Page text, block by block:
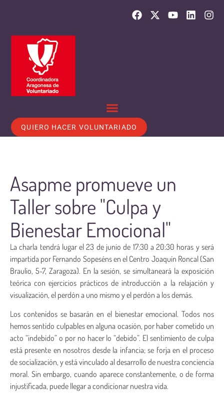
QUIERO HACER VOLUNTARIADO
Asapme promueve un
Taller sobre "Culpa y
Bienestar Emocional"
La charla tendrá lugar el 23 de junio de 17:30 a 20:30 horas y será
impartida por Fernando Sopeséns en el Centro Joaquín Roncal (San
Braulio, 5-7, Zaragoza). En la sesión, se simultaneará la exposición
teórica con ejercicios prácticos de introducción a la relajación y
visualización, el perdón a uno mismo y el perdón a los demás.
Los contenidos se basarán en el bienestar emocional. Todos nos
hemos sentido culpables en alguna ocasión, por haber cometido un
acto “indebido” o por no hacer lo “debido”. El sentimiento de culpa
está presente en nosotros desde la infancia; se forja en el proceso
de socialización, y está vinculado al desarrollo de nuestra conciencia
moral. Sin embargo, cuando aparece constantemente, o de forma
injustificada, puede llegar a condicionar nuestra vida.